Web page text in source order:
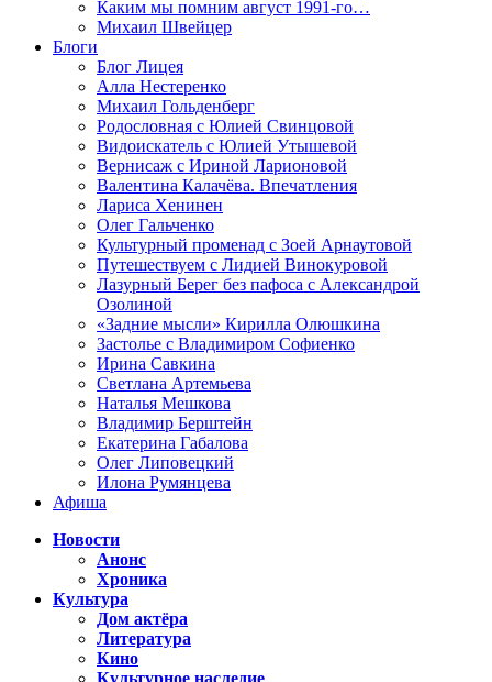
Каким мы помним август 1991-го…
Михаил Швейцер
Блоги
Блог Лицея
Алла Нестеренко
Михаил Гольденберг
Родословная с Юлией Свинцовой
Видоискатель с Юлией Утышевой
Вернисаж с Ириной Ларионовой
Валентина Калачёва. Впечатления
Лариса Хенинен
Олег Гальченко
Культурный променад с Зоей Арнаутовой
Путешествуем с Лидией Винокуровой
Лазурный Берег без пафоса с Александрой
Озолиной
«Задние мысли» Кирилла Олюшкина
Застолье с Владимиром Софиенко
Ирина Савкина
Светлана Артемьева
Наталья Мешкова
Владимир Берштейн
Екатерина Габалова
Олег Липовецкий
Илона Румянцева
Афиша
Новости
Анонс
Хроника
Культура
Дом актёра
Литература
Кино